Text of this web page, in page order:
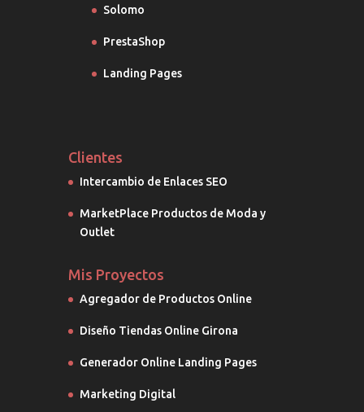
Solomo
PrestaShop
Landing Pages
Clientes
Intercambio de Enlaces SEO
MarketPlace Productos de Moda y
Outlet
Mis Proyectos
Agregador de Productos Online
Diseño Tiendas Online Girona
Generador Online Landing Pages
Marketing Digital